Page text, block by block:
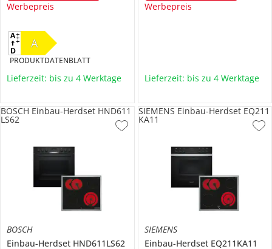
Werbepreis
A
PRODUKTDATENBLATT
Lieferzeit: bis zu 4 Werktage
Werbepreis
Lieferzeit: bis zu 4 Werktage
BOSCH
Einbau-Herdset HND611LS62
BOSCH Einbau-Herdset HND611
LS62
SIEMENS
Einbau-Herdset EQ211KA11
SIEMENS Einbau-Herdset EQ211
KA11